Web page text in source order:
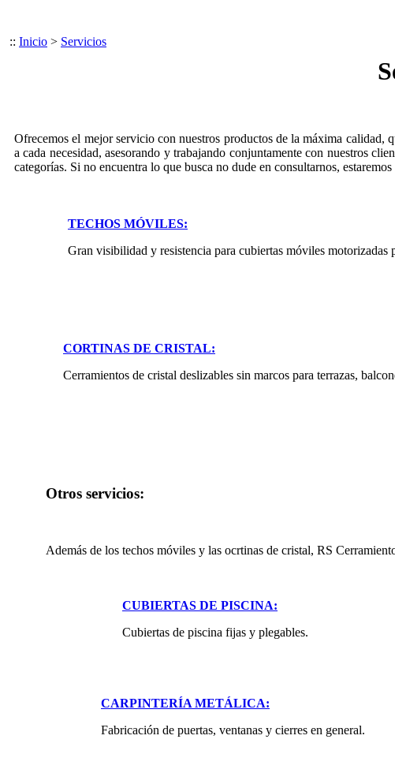
:: Inicio > Servicios
Ofrecemos el mejor servicio con nuestros productos de la máxima calidad,
a cada necesidad, asesorando y trabajando conjuntamente con nuestros
categorías. Si no encuentra lo que busca no dude en consultarnos, estaremos
TECHOS MÓVILES:
Gran visibilidad y resistencia para cubiertas móviles motorizadas
CORTINAS DE CRISTAL:
Cerramientos de cristal deslizables sin marcos para terrazas,
Otros servicios:
Además de los techos móviles y las ocrtinas de cristal, RS
CUBIERTAS DE PISCINA:
Cubiertas de piscina fijas y plegables.
CARPINTERÍA METÁLICA:
Fabricación de puertas, ventanas y cierres en general.